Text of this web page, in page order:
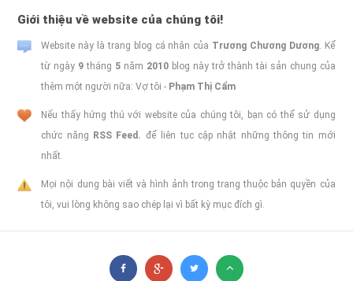
Giới thiệu về website của chúng tôi!
Website này là trang blog cá nhân của Trương Chương Dương. Kể
từ ngày 9 tháng 5 năm 2010 blog này trở thành tài sản chung của
thêm một người nữa: Vợ tôi - Phạm Thị Cẩm
Nếu thấy hứng thú với website của chúng tôi, bạn có thể sử dụng
chức năng RSS Feed. để liên tục cập nhật những thông tin mới
nhất.
Mọi nội dung bài viết và hình ảnh trong trang thuộc bản quyền của
tôi, vui lòng không sao chép lại vì bất kỳ mục đích gì.